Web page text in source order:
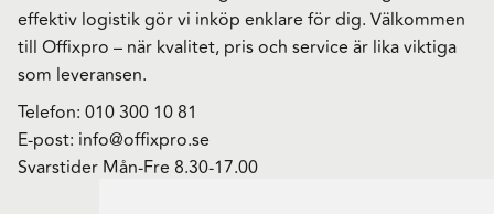
effektiv logistik gör vi inköp enklare för dig. Välkommen
till Offixpro – när kvalitet, pris och service är lika viktiga
som leveransen.
Telefon: 010 300 10 81
E-post: info@offixpro.se
Svarstider Mån-Fre 8.30-17.00